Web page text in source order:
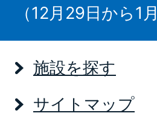
（12月29日から1
施設を探す
サイトマップ